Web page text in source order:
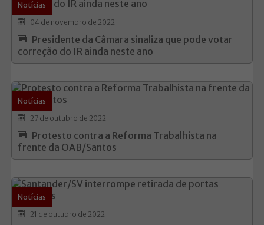
Notícias
04 de novembro de 2022
Presidente da Câmara sinaliza que pode votar
correção do IR ainda neste ano
Notícias
27 de outubro de 2022
Protesto contra a Reforma Trabalhista na
frente da OAB/Santos
Notícias
21 de outubro de 2022